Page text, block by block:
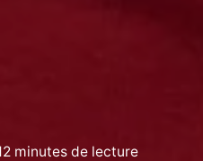
minutes de lecture